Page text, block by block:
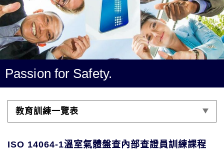
Passion for Safety.
教育訓練一覽表
ISO 14064-1溫室氣體盤查內部查證員訓練課程